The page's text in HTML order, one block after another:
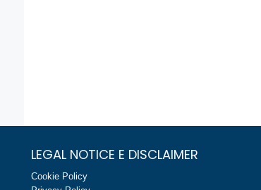
LEGAL NOTICE E DISCLAIMER
Cookie Policy